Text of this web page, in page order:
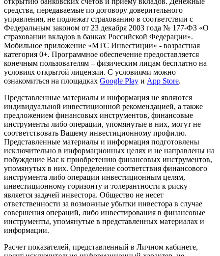
средства, передаваемые по договору доверительного
управления, не подлежат страхованию в соответствии с
Федеральным законом от 23 декабря 2003 года № 177-ФЗ «О
страховании вкладов в банках Российской Федерации».
Мобильное приложение «МТС Инвестиции» - возрастная
категория 0+. Программное обеспечение предоставляется
конечным пользователям – физическим лицам бесплатно на
условиях открытой лицензии. С условиями можно
ознакомиться на площадках Google Play и App Store.
Представленные материалы и информация не являются
индивидуальной инвестиционной рекомендацией, а также
предложением финансовых инструментов, финансовые
инструменты либо операции, упомянутые в них, могут не
соответствовать Вашему инвестиционному профилю.
Представленные материалы и информация подготовлены
исключительно в информационных целях и не направлены на
побуждение Вас к приобретению финансовых инструментов,
упомянутых в них. Определение соответствия финансового
инструмента либо операции инвестиционным целям,
инвестиционному горизонту и толерантности к риску
является задачей инвестора. Общество не несет
ответственности за возможные убытки инвестора в случае
совершения операций, либо инвестирования в финансовые
инструменты, упомянутые в представленных материалах и
информации.
Расчет показателей, представленный в Личном кабинете,